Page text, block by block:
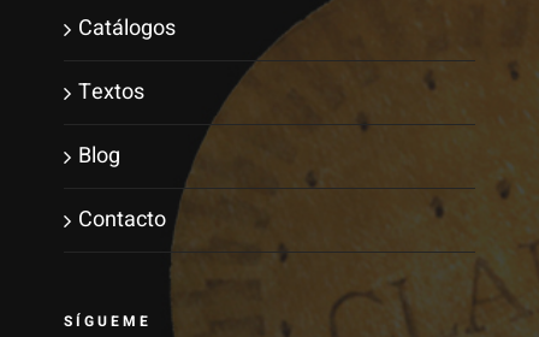
Catálogos
Textos
Blog
Contacto
SÍGUEME